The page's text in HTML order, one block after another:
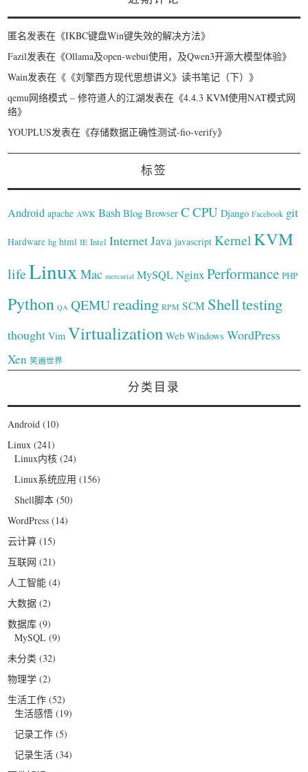
匿名发表在《IKBC键盘Win键失效的解决方法》
Fazil发表在《Ollama及open-webui使用，及Qwen3开源大模型体验》
Wain发表在《 《刘擎西方现代思想讲义》读书笔记（下）》
qemu网络模式 – 修符道人的江湖发表在《4.4.3 KVM使用NAT模式网
络》
YOUPLUS发表在《存储数据正确性测试-fio-verify》
标签
Android apache AWK Bash Blog Browser C CPU Django Facebook git
Hardware hg html IE Intel InternetJava javascript Kernel KVM
lifeLinux Mac mercurial MySQLNginxPerformance PHP
Python QA QEMUreading RPM SCM Shelltesting
thought Vim Virtualization Web Windows WordPress
Xen 笑遍世界
分类目录
Android (10)
Linux (241)
Linux内核 (24)
Linux系统应用 (156)
Shell脚本 (50)
WordPress (14)
云计算 (15)
互联网 (21)
人工智能 (4)
大数据 (2)
数据库 (9)
MySQL (9)
未分类 (32)
物理学 (2)
生活工作 (52)
生活感悟 (19)
记录工作 (5)
记录生活 (34)